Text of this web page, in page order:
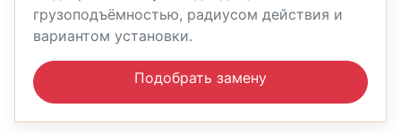
грузоподъёмностью, радиусом действия и
вариантом установки.
Подобрать замену